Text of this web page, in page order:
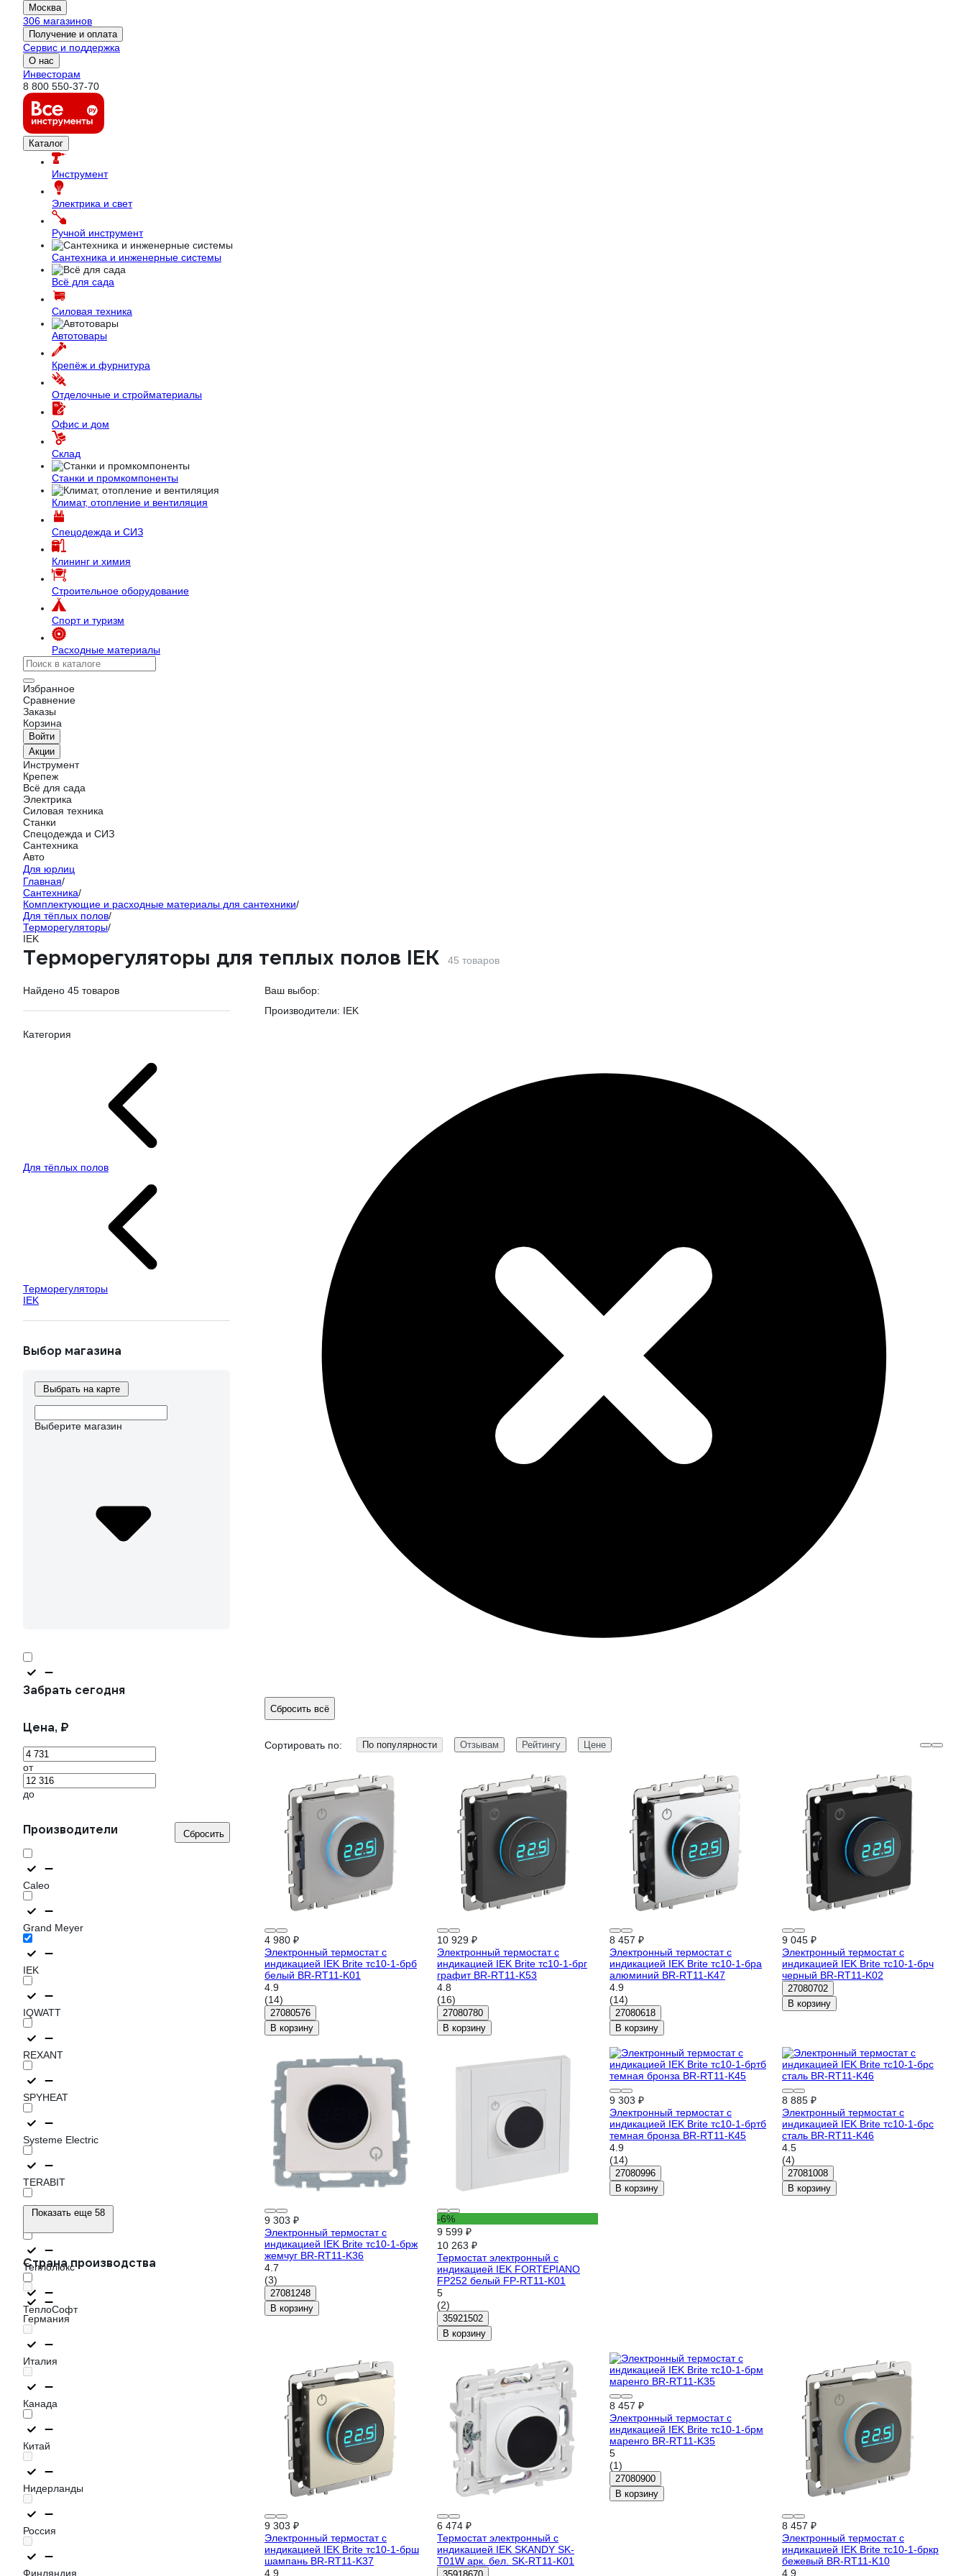
Москва
306 магазинов
Получение и оплата
Сервис и поддержка
О нас
Инвесторам
8 800 550-37-70
Каталог
Инструмент
Электрика и свет
Ручной инструмент
Сантехника и инженерные системы
Всё для сада
Силовая техника
Автотовары
Крепёж и фурнитура
Отделочные и стройматериалы
Офис и дом
Склад
Станки и промкомпоненты
Климат, отопление и вентиляция
Спецодежда и СИЗ
Клининг и химия
Строительное оборудование
Спорт и туризм
Расходные материалы
Избранное
Сравнение
Заказы
Корзина
Войти
Акции
Инструмент
Крепеж
Всё для сада
Электрика
Силовая техника
Станки
Спецодежда и СИЗ
Сантехника
Авто
Для юрлиц
Главная/
Сантехника/
Комплектующие и расходные материалы для сантехники/
Для тёплых полов/
Терморегуляторы/
IEK
Терморегуляторы для теплых полов IEK 45 товаров
Найдено 45 товаров
Категория
Для тёплых полов
Терморегуляторы
IEK
Выбор магазина
Выбрать на карте
Выберите магазин
Забрать сегодня
Цена, ₽
от
до
Производители
Caleo
Grand Meyer
IEK
IQWATT
REXANT
SPYHEAT
Systeme Electric
TERABIT
Теплолюкс
ТеплоСофт
Показать еще 58
Сбросить
Страна производства
Германия
Италия
Канада
Китай
Нидерланды
Россия
Финляндия
Ваш выбор:
Производители: IEK
Сбросить всё
Сортировать по: По популярности Отзывам Рейтингу Цене
4 980 ₽
Электронный термостат с
индикацией IEK Brite тс10-1-брб
белый BR-RT11-K01
4.9
(14)
27080576
В корзину
10 929 ₽
Электронный термостат с
индикацией IEK Brite тс10-1-брг
графит BR-RT11-K53
4.8
(16)
27080780
В корзину
8 457 ₽
Электронный термостат с
индикацией IEK Brite тс10-1-бра
алюминий BR-RT11-K47
4.9
(14)
27080618
В корзину
9 045 ₽
Электронный термостат с
индикацией IEK Brite тс10-1-брч
черный BR-RT11-K02
27080702
В корзину
9 303 ₽
Электронный термостат с
индикацией IEK Brite тс10-1-брж
жемчуг BR-RT11-K36
4.7
(3)
27081248
В корзину
-6%
9 599 ₽
10 263 ₽
Термостат электронный с
индикацией IEK FORTEPIANO
FP252 белый FP-RT11-K01
5
(2)
35921502
В корзину
9 303 ₽
Электронный термостат с
индикацией IEK Brite тс10-1-бртб
темная бронза BR-RT11-K45
4.9
(14)
27080996
В корзину
8 885 ₽
Электронный термостат с
индикацией IEK Brite тс10-1-брс
сталь BR-RT11-K46
4.5
(4)
27081008
В корзину
9 303 ₽
Электронный термостат с
индикацией IEK Brite тс10-1-брш
шампань BR-RT11-K37
4.9
6 474 ₽
Термостат электронный с
индикацией IEK SKANDY SK-
T01W арк. бел. SK-RT11-K01
8 457 ₽
Электронный термостат с
индикацией IEK Brite тс10-1-брм
маренго BR-RT11-K35
5
(1)
27080900
В корзину
8 457 ₽
Электронный термостат с
индикацией IEK Brite тс10-1-бркр
бежевый BR-RT11-K10
4.9